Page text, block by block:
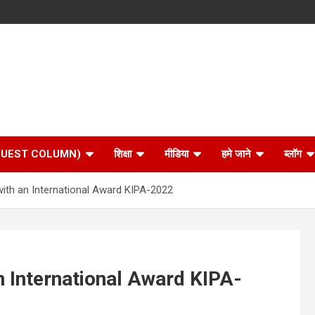
COLUMN) शिक्षा मीडिया हमे जाने ब्लॉग
an International Award KIPA-2022
International Award KIPA-